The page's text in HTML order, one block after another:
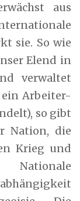
aus
sie. So wie
Elend in
verwaltet
ein Arbeiter-
so gibt
Nation, die
Krieg und